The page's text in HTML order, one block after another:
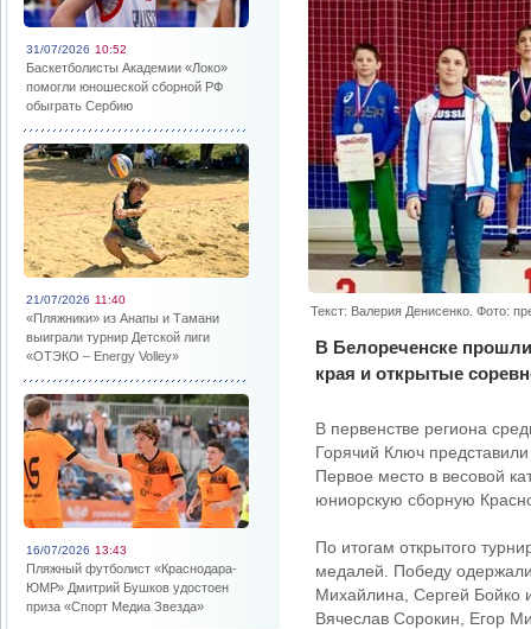
31/07/2026 10:52
Баскетболисты Академии «Локо»
помогли юношеской сборной РФ
обыграть Сербию
21/07/2026 11:40
«Пляжники» из Анапы и Тамани
выиграли турнир Детской лиги
«ОТЭКО – Energy Volley»
16/07/2026 13:43
Пляжный футболист «Краснодара-
ЮМР» Дмитрий Бушков удостоен
приза «Спорт Медиа Звезда»
Текст: Валерия Денисенко. Фото:
В Белореченске
края и открытые
В первенстве региона
Горячий Ключ
Первое место в весовой
юниорскую сборную
По итогам открытого
медалей. Победу
Михайлина, Сергей Бойко
Вячеслав Сорокин, Егор